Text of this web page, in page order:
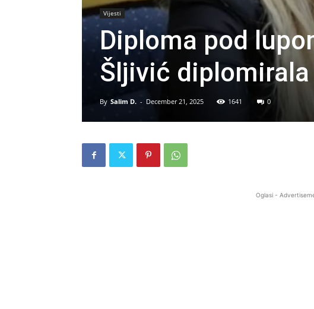
Vijesti
Diploma pod
Šljivić
By Salim D. - December 21, 2025 1641 0
Oglasi -